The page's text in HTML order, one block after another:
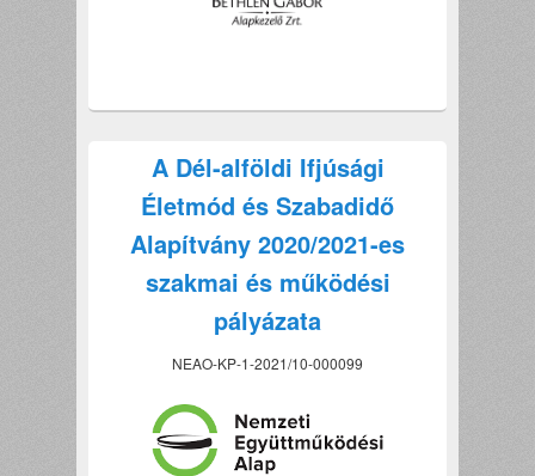
A Dél-alföldi Ifjúsági
Életmód és Szabadidő
Alapítvány 2020/2021-es
szakmai és működési
pályázata
NEAO-KP-1-2021/10-000099